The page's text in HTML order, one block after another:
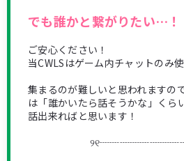
でも誰かと繋がりたい…！
ご安心ください！
当CWLSはゲーム内チャットのみ
集まるのが難しいと思われますの
は「誰かいたら話そうかな」くら
話出来ればと思います！